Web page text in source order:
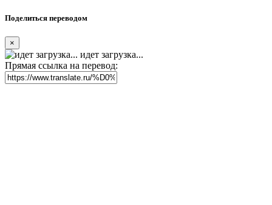
Поделиться переводом
×
идет загрузка...
Прямая ссылка на перевод: